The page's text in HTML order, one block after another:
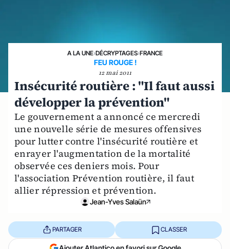
A LA UNE›DÉCRYPTAGES›FRANCE
FEU ROUGE !
12 mai 2011
Insécurité routière : "Il faut aussi
développer la prévention"
Le gouvernement a annoncé ce mercredi
une nouvelle série de mesures offensives
pour lutter contre l'insécurité routière et
enrayer l'augmentation de la mortalité
observée ces deniers mois. Pour
l'association Prévention routière, il faut
allier répression et prévention.
Jean-Yves Salaün
PARTAGER CLASSER